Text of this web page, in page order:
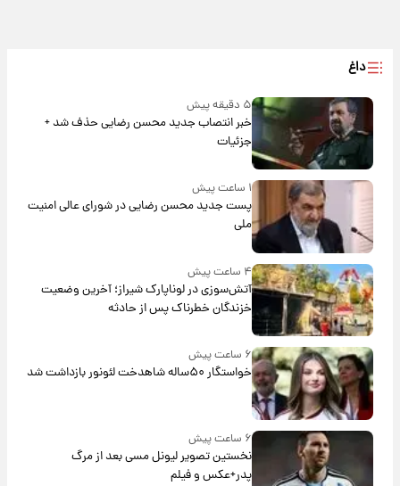
داغ
۵ دقیقه پیش
خبر انتصاب جدید محسن رضایی حذف شد +
جزئیات
پست جدید محسن رضایی در شورای عالی امنیت
ملی
۴ ساعت پیش
آتش‌سوزی در لوناپارک شیراز؛ آخرین وضعیت
خزندگان خطرناک پس از حادثه
۶ ساعت پیش
خواستگار ۵۰ساله شاهدخت لئونور بازداشت شد
نخستین تصویر لیونل مسی بعد از مرگ
پدر+عکس و فیلم